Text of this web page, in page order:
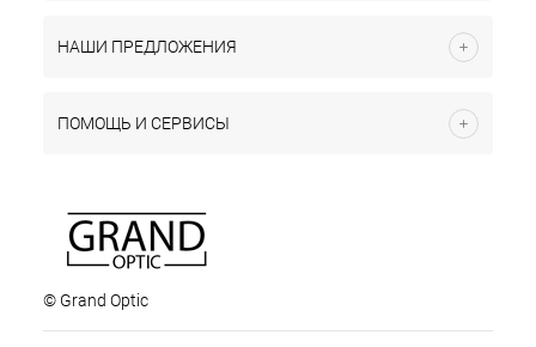
НАШИ ПРЕДЛОЖЕНИЯ
ПОМОЩЬ И СЕРВИСЫ
© Grand Optic